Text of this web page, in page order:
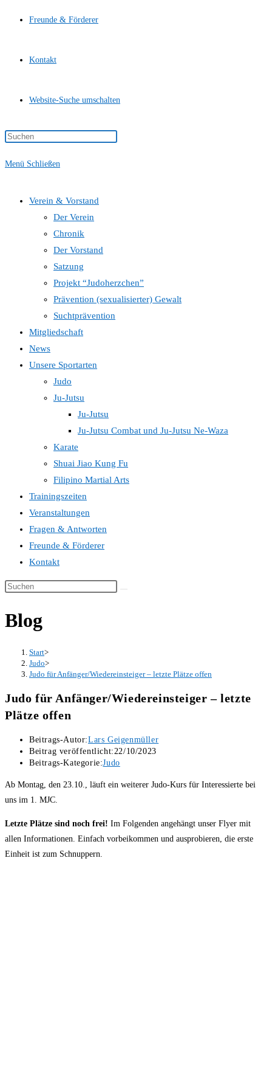
Freunde & Förderer
Kontakt
Website-Suche umschalten
Menü Schließen
Verein & Vorstand
Der Verein
Chronik
Der Vorstand
Satzung
Projekt “Judoherzchen”
Prävention (sexualisierter) Gewalt
Suchtprävention
Mitgliedschaft
News
Unsere Sportarten
Judo
Ju-Jutsu
Ju-Jutsu
Ju-Jutsu Combat und Ju-Jutsu Ne-Waza
Karate
Shuai Jiao Kung Fu
Filipino Martial Arts
Trainingszeiten
Veranstaltungen
Fragen & Antworten
Freunde & Förderer
Kontakt
Blog
Start>
Judo>
Judo für Anfänger/Wiedereinsteiger – letzte Plätze offen
Judo für Anfänger/Wiedereinsteiger – letzte
Plätze offen
Beitrags-Autor:Lars Geigenmüller
Beitrag veröffentlicht:22/10/2023
Beitrags-Kategorie:Judo
Ab Montag, den 23.10., läuft ein weiterer Judo-Kurs für Interessierte bei
uns im 1. MJC.
Letzte Plätze sind noch frei! Im Folgenden angehängt unser Flyer mit
allen Informationen. Einfach vorbeikommen und ausprobieren, die erste
Einheit ist zum Schnuppern.